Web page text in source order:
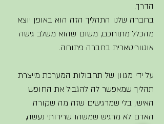
הדרך.
בחברה שלנו התהליך הזה הוא באופן יוצא
מהכלל מתוחכם, משום שהוא משלב גישה
אוטוריטארית בחברה פתוחה.
על ידי מגוון של תחבולות המערכת מייצרת
תהליך שמאפשר לה להגביל את החופש
האישי, בלי שמרגישים שזה מה שקורה.
האדם לא מרגיש שמשהו שרירותי נעשה,